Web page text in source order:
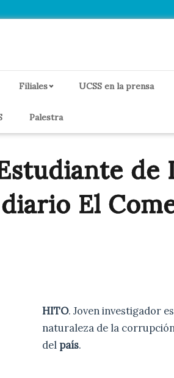
Filiales UCSS en la prensa
Palestra
de
diario El
HITO. Joven investigador
naturaleza de la
del país.